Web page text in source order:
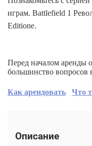
играм. Battlefield 1
Editione.
Перед началом аренды
большинство вопросов
Как арендовать Что
Описание